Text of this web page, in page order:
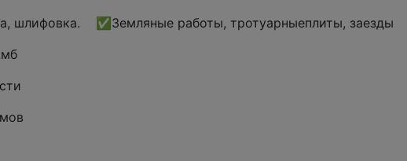
шлифовка. ✅Земляные работы, тротуарныеплиты, заезды